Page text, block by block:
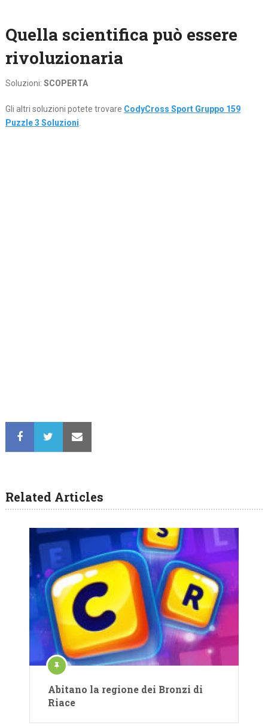
Quella scientifica può essere
rivoluzionaria
Soluzioni: SCOPERTA
Gli altri soluzioni potete trovare CodyCross Sport Gruppo 159
Puzzle 3 Soluzioni.
Related Articles
Abitano la regione dei Bronzi di
Riace